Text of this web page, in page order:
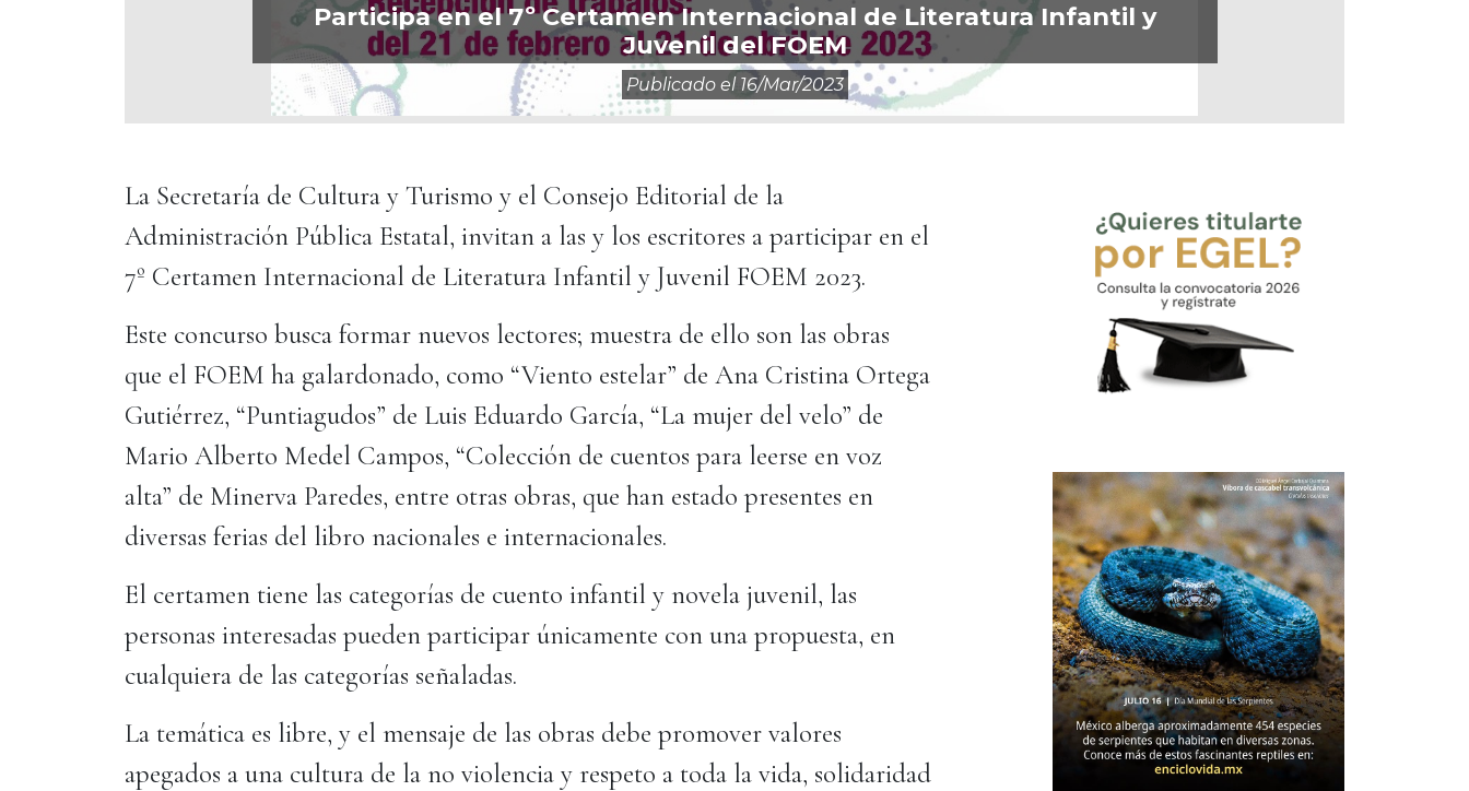
Participa en el 7º Certamen Internacional de Literatura Infantil y
Juvenil del FOEM
Publicado el 16/mar/2023
La Secretaría de Cultura y Turismo y el Consejo Editorial de la
Administración Pública Estatal, invitan a las y los escritores a participar en el
7º Certamen Internacional de Literatura Infantil y Juvenil FOEM 2023.
Este concurso busca formar nuevos lectores; muestra de ello son las obras
que el FOEM ha galardonado, como “Viento estelar” de Ana Cristina Ortega
Gutiérrez, “Puntiagudos” de Luis Eduardo García, “La mujer del velo” de
Mario Alberto Medel Campos, “Colección de cuentos para leerse en voz
alta” de Minerva Paredes, entre otras obras, que han estado presentes en
diversas ferias del libro nacionales e internacionales.
El certamen tiene las categorías de cuento infantil y novela juvenil, las
personas interesadas pueden participar únicamente con una propuesta, en
cualquiera de las categorías señaladas.
La temática es libre, y el mensaje de las obras debe promover valores
apegados a una cultura de la no violencia y respeto a toda la vida, solidaridad